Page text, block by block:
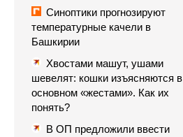
Синоптики прогнозируют
температурные качели в
Башкирии
Хвостами машут, ушами
шевелят: кошки изъясняются в
основном «жестами». Как их
понять?
В ОП предложили ввести